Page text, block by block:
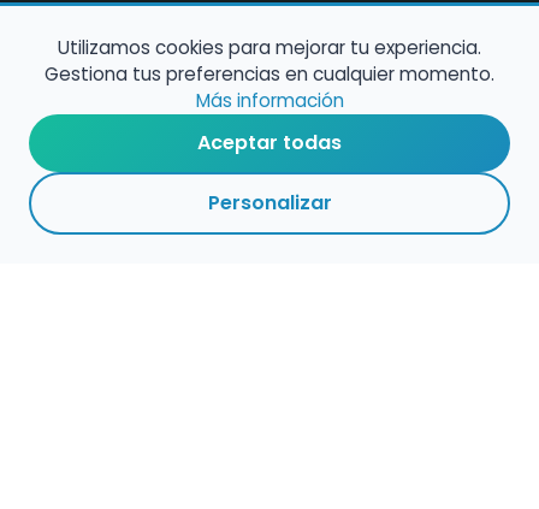
música en España
Configura alertas de empleo
Contacta con nosotros
Utilizamos cookies para mejorar tu experiencia.
Gestiona tus preferencias en cualquier momento.
Más información
Aceptar todas
Personalizar